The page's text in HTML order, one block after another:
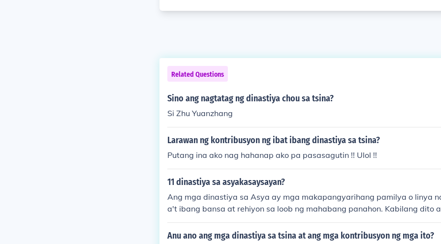
Related Questions
Sino ang nagtatag ng dinastiya chou sa tsina?
Si Zhu Yuanzhang
Larawan ng kontribusyon ng ibat ibang dinastiya sa tsina?
Putang ina ako nag hahanap ako pa pasasagutin !! Ulol !!
11 dinastiya sa asyakasaysayan?
Ang mga dinastiya sa Asya ay mga makapangyarihang pamilya o linya
a't ibang bansa at rehiyon sa loob ng mahabang panahon. Kabilang dito
iyang tulad ng Han at Tang sa Tsina, Mughal sa India, at Ottoman sa
dinastiya ay nag-ambag sa kultura, politika, at ekonomiya ng kanilang
Anu ano ang mga dinastiya sa tsina at ang mga kontribusyon ng mga ito?